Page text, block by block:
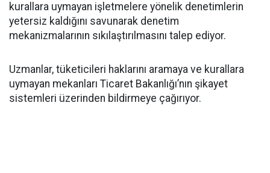
kurallara uymayan işletmelere yönelik denetimlerin
yetersiz kaldığını savunarak denetim
mekanizmalarının sıkılaştırılmasını talep ediyor.
Uzmanlar, tüketicileri haklarını aramaya ve kurallara
uymayan mekanları Ticaret Bakanlığı’nın şikayet
sistemleri üzerinden bildirmeye çağırıyor.